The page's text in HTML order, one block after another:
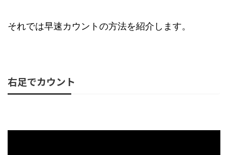
それでは早速カウントの方法を紹介します。
右足でカウント